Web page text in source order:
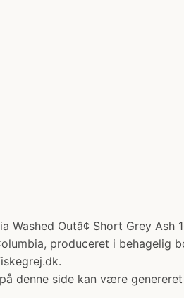
Washed Outâ¢ Short Grey
produceret i behagelig
denne side kan være